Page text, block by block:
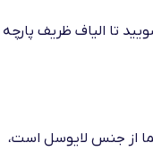
تا الیاف ظریف پارچه
از جنس لایوسل است،